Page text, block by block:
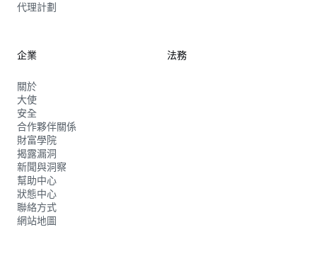
代理計劃
企業
關於
大使
安全
合作夥伴關係
財富學院
揭露漏洞
新聞與洞察
幫助中心
狀態中心
聯絡方式
網站地圖
法務